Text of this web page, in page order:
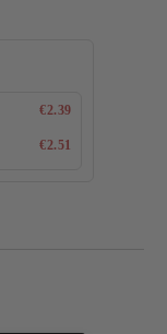
€2.39
€2.51